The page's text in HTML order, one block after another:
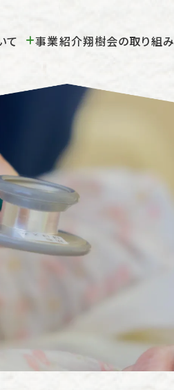
て 事業紹介翔樹会の取り組み